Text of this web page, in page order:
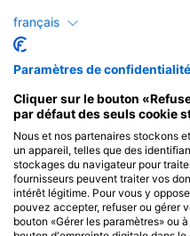
Trawangan
Jl Raja Gili Trawangan Gili
Trawangan, Gili Indah, Pemenang,
Gili Trawangan, NB - Indonesie
Moana Dive Air
Gili Air, Pemenang, 83352
Lombok Utara, NB -
Indonesie
dpm diving Gili
Gili Trawangan, - Lombok,
NB - Indonesie
DPM Gili Air
français
Paramètres de confidentialité
Cliquer sur le bouton
par défaut des seuls cookie
Nous et nos partenaires stockons
un appareil, telles que des
stockages du navigateur pour
fournisseurs peuvent traiter vos
intérêt légitime. Pour vous y
pouvez accepter, refuser ou gérer
bouton «Gérer les paramètres» ou